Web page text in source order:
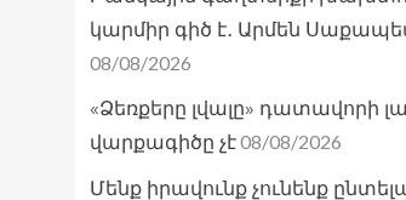
կարմիր գիծ է․ Արմեն
08/08/2026
«Ձեռքերը լվալը» դատավորի
վարքագիծը չէ08/08/2026
Մենք իրավունք չունենք